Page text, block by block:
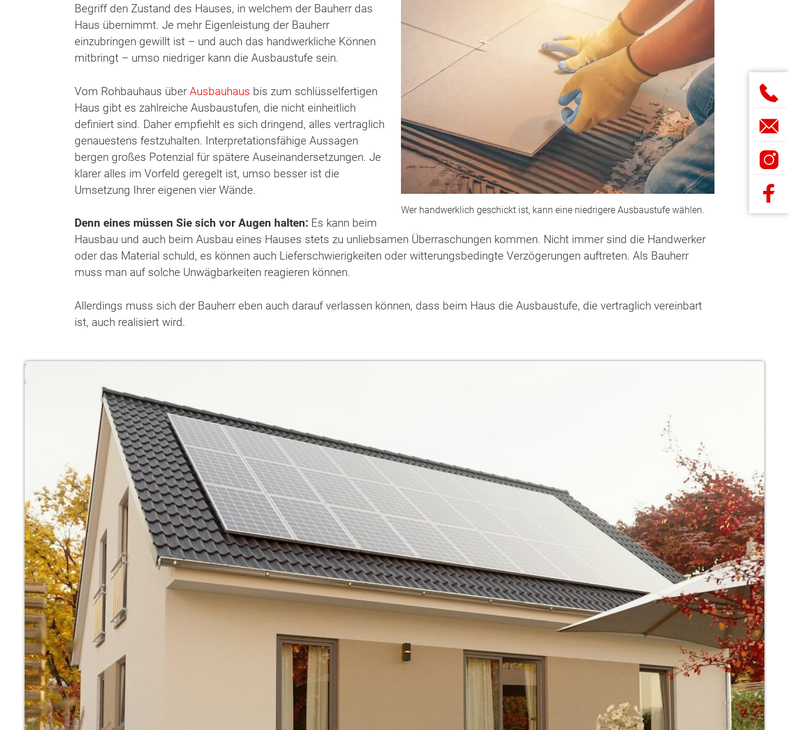
Wer handwerklich geschickt ist, kann eine niedrigere Ausbaustufe wählen.
Begriff den Zustand des Hauses, in welchem der Bauherr das
Haus übernimmt. Je mehr Eigenleistung der Bauherr
einzubringen gewillt ist – und auch das handwerkliche Können
mitbringt – umso niedriger kann die Ausbaustufe sein.
Vom Rohbauhaus über Ausbauhaus bis zum schlüsselfertigen
Haus gibt es zahlreiche Ausbaustufen, die nicht einheitlich
definiert sind. Daher empfiehlt es sich dringend, alles vertraglich
genauestens festzuhalten. Interpretationsfähige Aussagen
bergen großes Potenzial für spätere Auseinandersetzungen. Je
klarer alles im Vorfeld geregelt ist, umso besser ist die
Umsetzung Ihrer eigenen vier Wände.
Denn eines müssen Sie sich vor Augen halten: Es kann beim
Hausbau und auch beim Ausbau eines Hauses stets zu unliebsamen Überraschungen kommen. Nicht immer sind die Handwerker
oder das Material schuld, es können auch Lieferschwierigkeiten oder witterungsbedingte Verzögerungen auftreten. Als Bauherr
muss man auf solche Unwägbarkeiten reagieren können.
Allerdings muss sich der Bauherr eben auch darauf verlassen können, dass beim Haus die Ausbaustufe, die vertraglich vereinbart
ist, auch realisiert wird.
Wonach möchten Sie suchen?